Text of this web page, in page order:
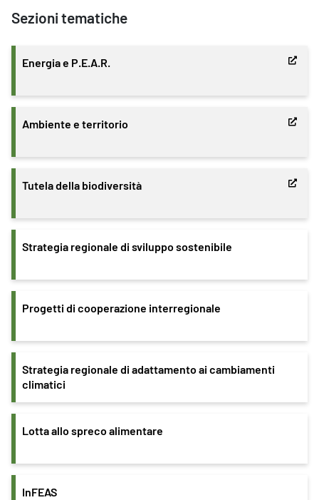
Sezioni tematiche
Energia e P.E.A.R.
Ambiente e territorio
Tutela della biodiversità
Strategia regionale di sviluppo sostenibile
Progetti di cooperazione interregionale
Strategia regionale di adattamento ai cambiamenti
climatici
Lotta allo spreco alimentare
InFEAS